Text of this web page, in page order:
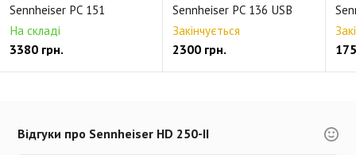
Sennheiser PC 151
На складі
3380 грн.
Sennheiser PC 136 USB
Закінчується
2300 грн.
Відгуки про Sennheiser HD 250-II